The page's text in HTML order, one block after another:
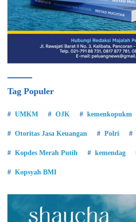
Tag Populer
UMKM OJK kemenkopukm
Otoritas Jasa Keuangan Polri
Kopdes Merah Putih kemendag
Kopsyah BMI